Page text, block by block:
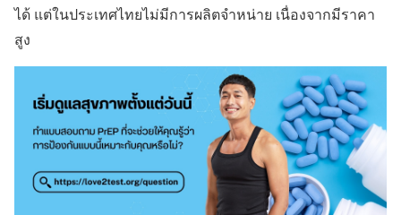
ได้ แต่ในประเทศไทยไม่มีการผลิตจำหน่าย เนื่องจากมีราคา
สูง